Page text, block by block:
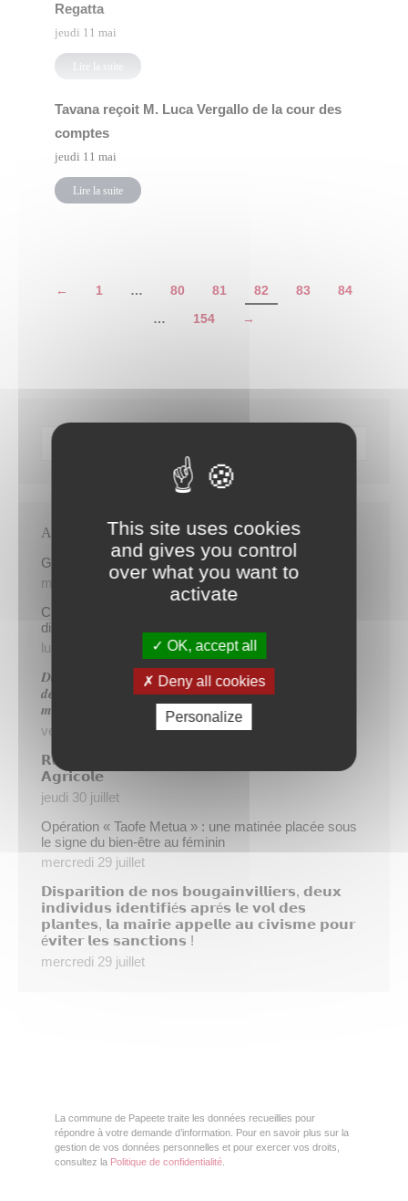
Regatta
jeudi 11 mai
Lire la suite
Tavana reçoit M. Luca Vergallo de la cour des
comptes
jeudi 11 mai
Lire la suite
← 1 … 80 81 82 83
84
…
154 →
Articles récents
Gratuité du parking de l’HDV le dimanche matin
mercredi 5 août
Cinq demandeurs d’emploi de Papeete intègrent le
dispositif TIATURI AMO
lundi 3 août
𝑫𝒆𝒖𝒙 𝒔𝒂𝒑𝒆𝒖𝒓𝒔-𝒑𝒐𝒎𝒑𝒊𝒆𝒓𝒔 𝒅𝒆 𝑷𝒂𝒑𝒆𝒆𝒕𝒆 𝒂𝒖𝒙 𝒄𝒐̂𝒕𝒆́𝒔 𝒅𝒖
𝒅𝒆́𝒕𝒂𝒄𝒉𝒆𝒎𝒆𝒏𝒕 𝒑𝒐𝒍𝒚𝒏𝒆́𝒔𝒊𝒆𝒏 𝒆𝒏 𝒓𝒆𝒏𝒇𝒐𝒓𝒕 𝒅𝒆𝒔 𝒆́𝒒𝒖𝒊𝒑𝒆𝒔
𝒎𝒐𝒃𝒊𝒍𝒊𝒔𝒆́𝒆𝒔 𝒅𝒂𝒏𝒔 𝒍’𝑯𝒆𝒙𝒂𝒈𝒐𝒏𝒆
vendredi 31 juillet
𝗥é𝘂𝗻𝗶𝗼𝗻 𝗱’𝗶𝗻𝗳𝗼𝗿𝗺𝗮𝘁𝗶𝗼𝗻 𝘀𝘂𝗿 𝗹𝗮 𝗳𝗶𝗹𝗶è𝗿𝗲
𝗔𝗴𝗿𝗶𝗰𝗼𝗹𝗲
jeudi 30 juillet
Opération « Taofe Metua » : une matinée placée sous
le signe du bien-être au féminin
mercredi 29 juillet
𝗗𝗶𝘀𝗽𝗮𝗿𝗶𝘁𝗶𝗼𝗻 𝗱𝗲 𝗻𝗼𝘀 𝗯𝗼𝘂𝗴𝗮𝗶𝗻𝘃𝗶𝗹𝗹𝗶𝗲𝗿𝘀, 𝗱𝗲𝘂𝘅
𝗶𝗻𝗱𝗶𝘃𝗶𝗱𝘂𝘀 𝗶𝗱𝗲𝗻𝘁𝗶𝗳𝗶é𝘀 𝗮𝗽𝗿é𝘀 𝗹𝗲 𝘃𝗼𝗹 𝗱𝗲𝘀
𝗽𝗹𝗮𝗻𝘁𝗲𝘀, 𝗹𝗮 𝗺𝗮𝗶𝗿𝗶𝗲 𝗮𝗽𝗽𝗲𝗹𝗹𝗲 𝗮𝘂 𝗰𝗶𝘃𝗶𝘀𝗺𝗲 𝗽𝗼𝘂𝗿
é𝘃𝗶𝘁𝗲𝗿 𝗹𝗲𝘀 𝘀𝗮𝗻𝗰𝘁𝗶𝗼𝗻𝘀 !
mercredi 29 juillet
La commune de Papeete traite les données recueillies pour
répondre à votre demande d’information. Pour en savoir plus sur la
gestion de vos données personnelles et pour exercer vos droits,
consultez la Politique de confidentialité
This site uses cookies
and gives you control
over what you want to
activate
OK, accept all
Deny all cookies
Personalize